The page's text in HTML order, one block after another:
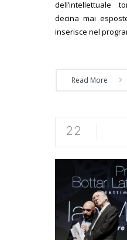
dell’intellettuale
decina mai
inserisce nel
Read More
22